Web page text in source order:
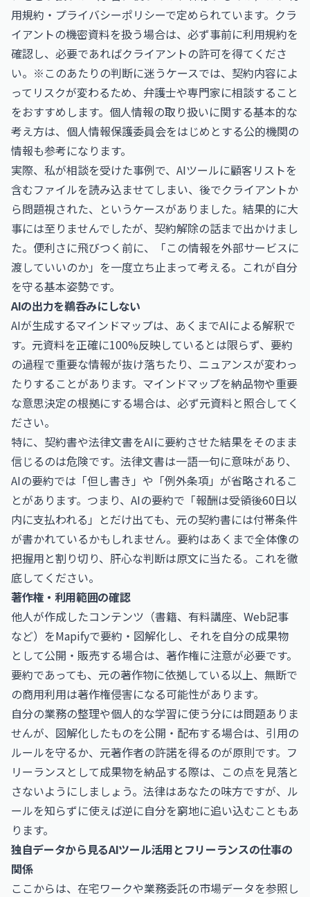
用規約・プライバシーポリシーで定められています。クラ
イアントの機密資料を扱う場合は、必ず事前に利用規約を
確認し、必要であればクライアントの許可を得てくださ
い。※このあたりの判断に迷うケースでは、契約内容によ
ってリスクが変わるため、弁護士や専門家に相談すること
をおすすめします。個人情報の取り扱いに関する基本的な
考え方は、 個人情報保護委員会をはじめとする公的機関の
情報も参考になります。
実際、私が相談を受けた事例で、AIツールに顧客リストを
含むファイルを読み込ませてしまい、後でクライアントか
ら問題視された、というケースがありました。結果的に大
事には至りませんでしたが、契約解除の話まで出かけまし
た。便利さに飛びつく前に、「この情報を外部サービスに
渡していいのか」を一度立ち止まって考える。これが自分
を守る基本姿勢です。
AIの出力を鵜呑みにしない
AIが生成するマインドマップは、あくまでAIによる解釈で
す。元資料を正確に100%反映しているとは限らず、要約
の過程で重要な情報が抜け落ちたり、ニュアンスが変わっ
たりすることがあります。マインドマップを納品物や重要
な意思決定の根拠にする場合は、必ず元資料と照合してく
ださい。
特に、契約書や法律文書をAIに要約させた結果をそのまま
信じるのは危険です。法律文書は一語一句に意味があり、
AIの要約では「但し書き」や「例外条項」が省略されるこ
とがあります。つまり、AIの要約で「報酬は受領後60日以
内に支払われる」とだけ出ても、元の契約書には付帯条件
が書かれているかもしれません。要約はあくまで全体像の
把握用と割り切り、肝心な判断は原文に当たる。これを徹
底してください。
著作権・利用範囲の確認
他人が作成したコンテンツ（書籍、有料講座、Web記事
など）をMapifyで要約・図解化し、それを自分の成果物
として公開・販売する場合は、著作権に注意が必要です。
要約であっても、元の著作物に依拠している以上、無断で
の商用利用は著作権侵害になる可能性があります。
自分の業務の整理や個人的な学習に使う分には問題ありま
せんが、図解化したものを公開・配布する場合は、引用の
ルールを守るか、元著作者の許諾を得るのが原則です。フ
リーランスとして成果物を納品する際は、この点を見落と
さないようにしましょう。法律はあなたの味方ですが、ル
ールを知らずに使えば逆に自分を窮地に追い込むこともあ
ります。
独自データから見るAIツール活用とフリーランスの仕事の
関係
ここからは、在宅ワークや業務委託の市場データを参照し